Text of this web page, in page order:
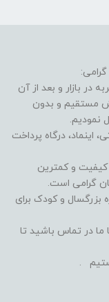
بازار و بعد از آن
مستقیم و بدون
نمودیم.
درگاه پرداخت
کیفیت و کمترین
گرامی است.
بزرگسال و کودک برای
در تماس باشید تا
.